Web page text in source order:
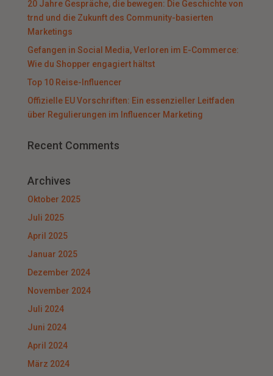
20 Jahre Gespräche, die bewegen: Die Geschichte von
trnd und die Zukunft des Community-basierten
Marketings
Gefangen in Social Media, Verloren im E-Commerce:
Wie du Shopper engagiert hältst
Top 10 Reise-Influencer
Offizielle EU Vorschriften: Ein essenzieller Leitfaden
über Regulierungen im Influencer Marketing
Recent Comments
Archives
Oktober 2025
Juli 2025
April 2025
Januar 2025
Dezember 2024
November 2024
Juli 2024
Juni 2024
April 2024
März 2024